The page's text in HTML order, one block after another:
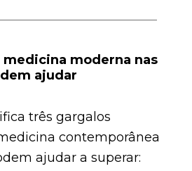
moderna nas
ajudar
três gargalos
contemporânea
ajudar a superar: